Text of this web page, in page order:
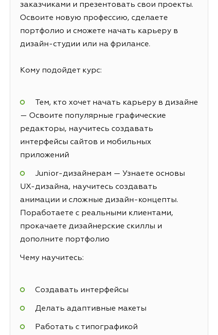
заказчиками и презентовать свои проекты.
Освоите новую профессию, сделаете
портфолио и сможете начать карьеру в
дизайн-студии или на фрилансе.
Кому подойдет курс:
Тем, кто хочет начать карьеру в дизайне
— Освоите популярные графические
редакторы, научитесь создавать
интерфейсы сайтов и мобильных
приложений
Junior-дизайнерам — Узнаете основы
UX-дизайна, научитесь создавать
анимации и сложные дизайн-концепты.
Поработаете с реальными клиентами,
прокачаете дизайнерские скиллы и
дополните портфолио
Чему научитесь:
Создавать интерфейсы
Делать адаптивные макеты
Работать с типографикой